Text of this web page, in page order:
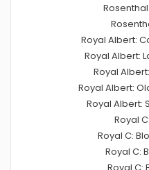
Royal Albert:
Royal Albert:
Royal
Royal Albert:
Royal Albert:
Royal
Royal C:
Royal C:
Royal C: